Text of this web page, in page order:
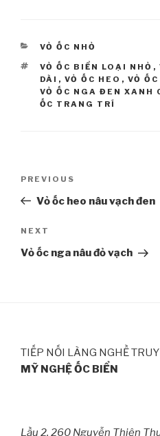
CATEGORIES
VỎ ỐC NHỎ
TAGS
VỎ ỐC BIỂN LOẠI NHỎ ,
DÀI , VỎ ỐC HEO , VỎ
VỎ ỐC NGA ĐEN XANH
ỐC TRANG TRÍ
Post
navigation
Previous
Post
PREVIOUS
Vỏ ốc heo nâu vạch đen
Next
Post
NEXT
Vỏ ốc nga nâu đỏ vạch
TIẾP NỐI LÀNG NGHỀ
MỸ NGHỆ ỐC BIỂN
Lầu 2, 260 Nguyễn Thiện